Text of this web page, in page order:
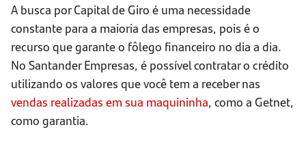
A busca por Capital de Giro é uma necessidade
constante para a maioria das empresas, pois é o
recurso que garante o fôlego financeiro no dia a dia.
No Santander Empresas, é possível contratar o crédito
utilizando os valores que você tem a receber nas
vendas realizadas em sua maquininha, como a Getnet,
como garantia.